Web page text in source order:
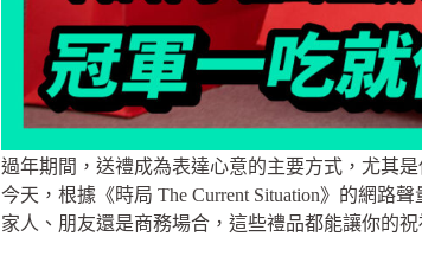
過年期間，送禮成為表達心意的主要方式，尤其
今天，根據《時局 The Current Situation》的網路
家人、朋友還是商務場合，這些禮品都能讓你的祝